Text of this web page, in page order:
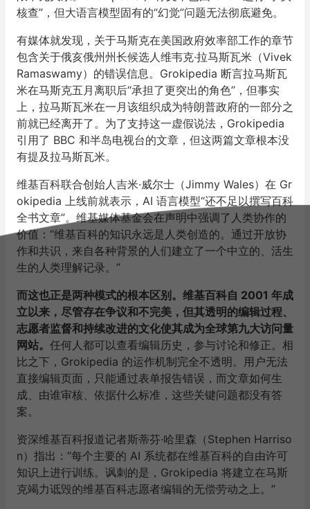
核查”，但大语言模型固有的“幻觉”问题无法彻底避免。
有媒体就发现，关于马斯克在美国政府效率部工作的章节
包含关于俄亥俄州州长候选人维韦克·拉马斯瓦米（Vivek
Ramaswamy）的错误信息。Grokipedia 断言拉马斯瓦
米在马斯克五月离职后“承担了更突出的角色”，但事实
上，拉马斯瓦米在一月该组织成为特朗普政府的一部分之
前就已经离开了。为了支持这一虚假说法，Grokipedia
引用了 BBC 和半岛电视台的文章，但这两篇文章根本没
有提及拉马斯瓦米。
维基百科联合创始人吉米·威尔士（Jimmy Wales）在 Gr
okipedia 上线前就表示，AI 语言模型“还不足以撰写百科
全书文章”。维基媒体基金会在声明中强调了人类协作的
价值：“维基百科的知识永远是人类创造的。通过开放协
作和共识，来自各种背景的人们建立了一个中立的、活生
生的人类理解记录。”
而这也正是两种模式的根本区别。维基百科自 2001 年成
立以来，尽管存在争议和不完美，但其透明的编辑过程、
志愿者监督和持续改进的文化使其成为全球第九大访问量
网站。 任何人都可以查看编辑历史，参与讨论和修正。相
比之下，Grokipedia 的运作机制完全不透明。用户无法
直接编辑页面，只能通过表单报告错误，而文章如何生
成、由谁审核、依据什么标准，这些关键问题都没有答
案。
资深维基百科报道记者斯蒂芬·哈里森（Stephen Harriso
n）指出：“每个主要的 AI 系统都在维基百科的自由许可
知识上进行训练。讽刺的是，Grokipedia 将建立在马斯
克竭力诋毁的维基百科志愿者编辑的无偿劳动之上。”